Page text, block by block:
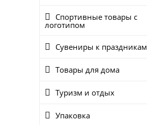
Спортивные товары с
логотипом
Сувениры к праздникам
Товары для дома
Туризм и отдых
Упаковка